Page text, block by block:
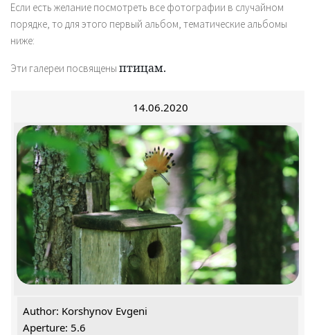
Если есть желание посмотреть все фотографии в случайном
порядке, то для этого первый альбом, тематические альбомы
ниже:
Эти галереи посвящены птицам.
14.06.2020
Author: Korshynov Evgeni
Aperture: 5.6